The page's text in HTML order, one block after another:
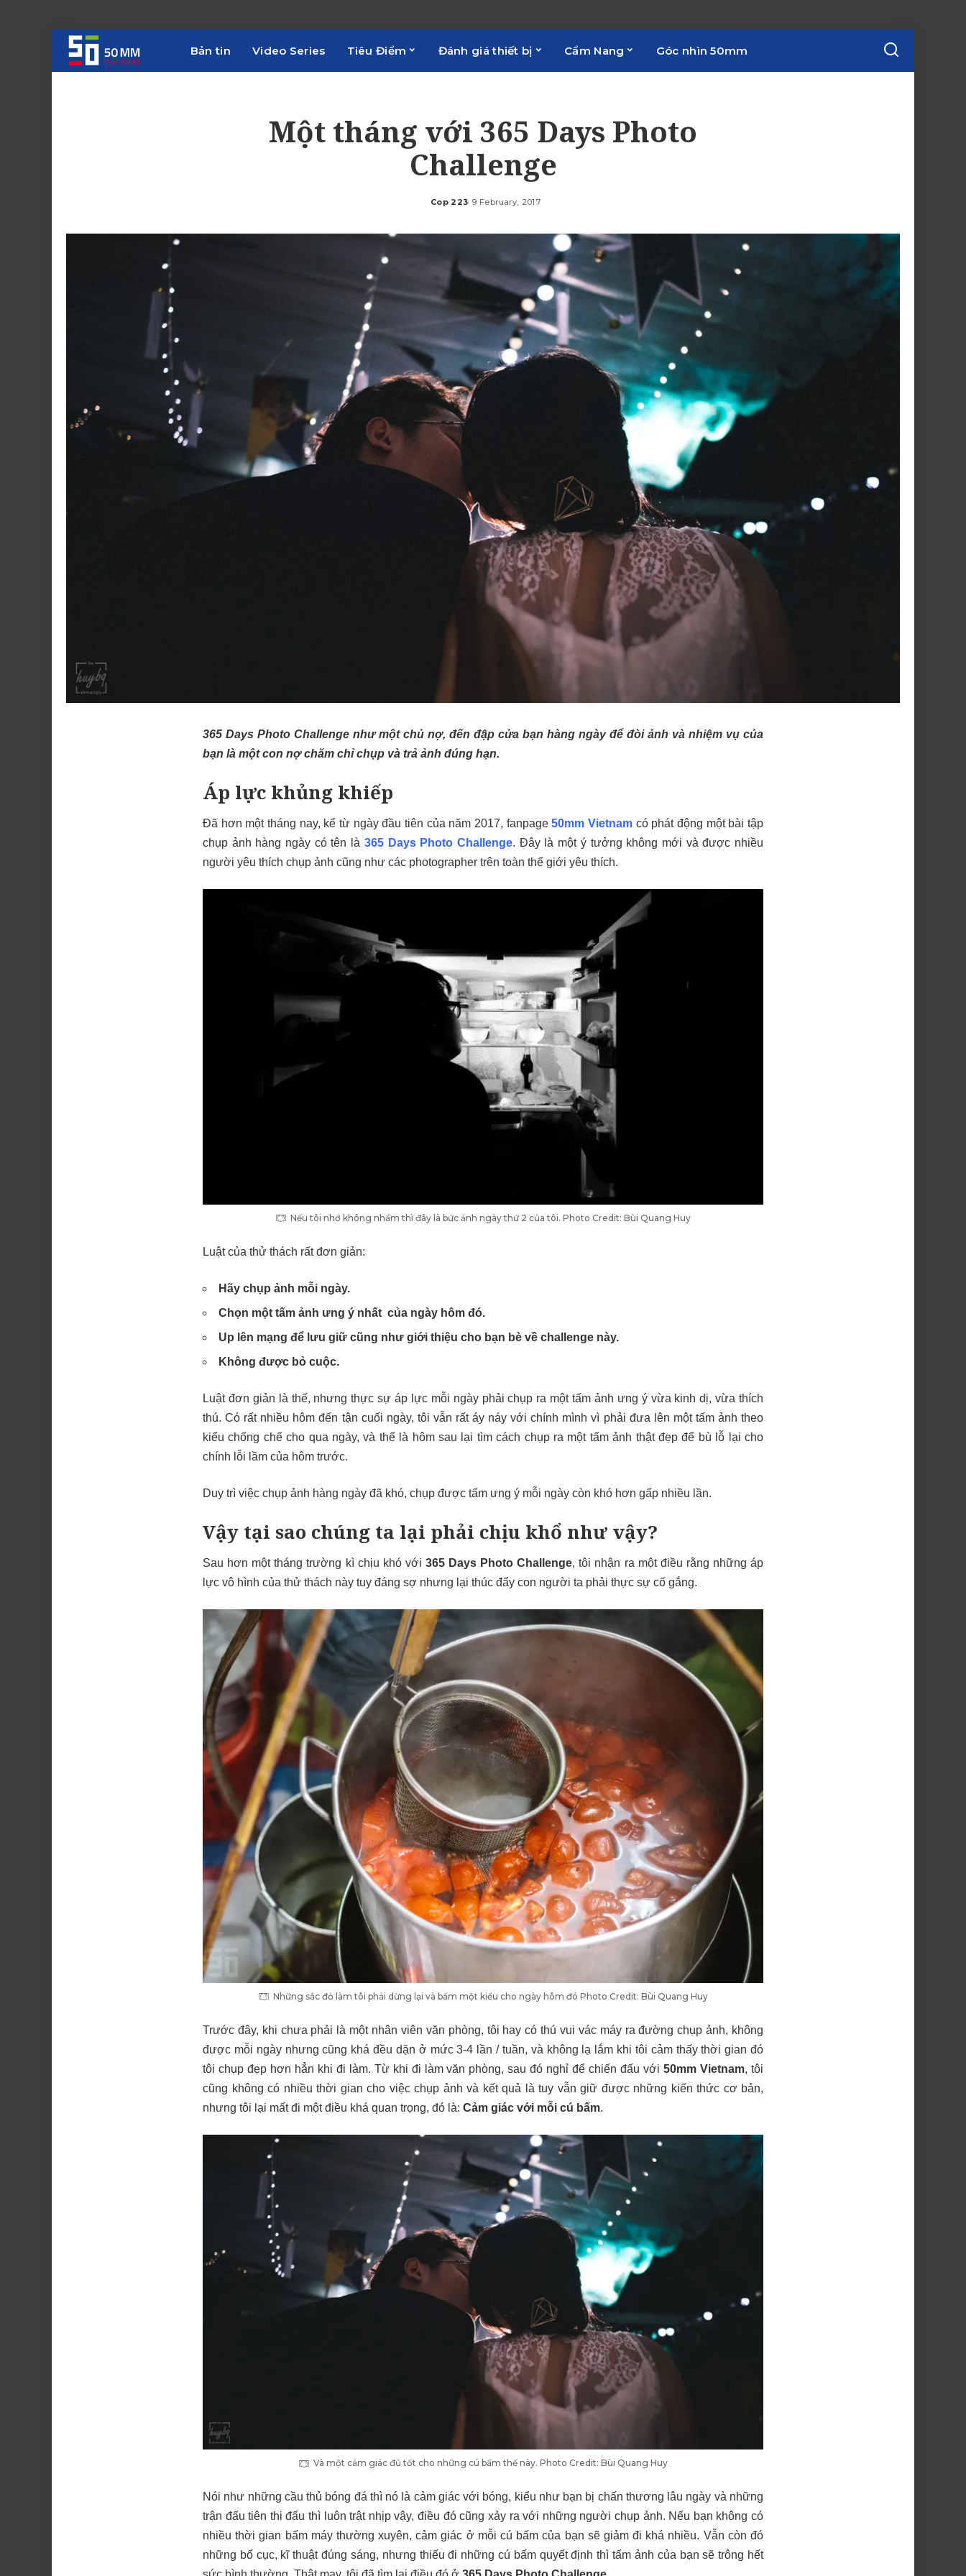
Bản tin Video Series Tiêu Điểm Đánh giá thiết bị Cẩm Nang Góc nhìn 50mm
Một tháng với 365 Days Photo
Challenge
Posted
Cop 223 9 February, 2017
365 Days Photo Challenge như một chủ nợ, đến đập cửa bạn hàng ngày để đòi ảnh và nhiệm vụ của
bạn là một con nợ chăm chỉ chụp và trả ảnh đúng hạn.
Áp lực khủng khiếp
Đã hơn một tháng nay, kể từ ngày đầu tiên của năm 2017, fanpage50mm Vietnam có phát động một bài tập
chụp ảnh hàng ngày có tên là 365 Days Photo Challenge. Đây là một ý tưởng không mới và được nhiều
người yêu thích chụp ảnh cũng như các photographer trên toàn thế giới yêu thích.
Nếu tôi nhớ không nhầm thì đây là bức ảnh ngày thứ 2 của tôi. Photo Credit: Bùi Quang Huy
Luật của thử thách rất đơn giản:
Hãy chụp ảnh mỗi ngày.
Chọn một tấm ảnh ưng ý nhất của ngày hôm đó.
Up lên mạng để lưu giữ cũng như giới thiệu cho bạn bè về challenge này.
Không được bỏ cuộc.
Luật đơn giản là thế, nhưng thực sự áp lực mỗi ngày phải chụp ra một tấm ảnh ưng ý vừa kinh dị, vừa thích
thú. Có rất nhiều hôm đến tận cuối ngày, tôi vẫn rất áy náy với chính mình vì phải đưa lên một tấm ảnh theo
kiểu chống chế cho qua ngày, và thế là hôm sau lại tìm cách chụp ra một tấm ảnh thật đẹp để bù lỗ lại cho
chính lỗi lầm của hôm trước.
Duy trì việc chụp ảnh hàng ngày đã khó, chụp được tấm ưng ý mỗi ngày còn khó hơn gấp nhiều lần.
Vậy tại sao chúng ta lại phải chịu khổ như vậy?
Sau hơn một tháng trường kì chịu khó với 365 Days Photo Challenge, tôi nhận ra một điều rằng những áp
lực vô hình của thử thách này tuy đáng sợ nhưng lại thúc đẩy con người ta phải thực sự cố gắng.
Những sắc đỏ làm tôi phải dừng lại và bấm một kiểu cho ngày hôm đó Photo Credit: Bùi Quang Huy
Trước đây, khi chưa phải là một nhân viên văn phòng, tôi hay có thú vui vác máy ra đường chụp ảnh, không
được mỗi ngày nhưng cũng khá đều dặn ở mức 3-4 lần / tuần, và không lạ lắm khi tôi cảm thấy thời gian đó
tôi chụp đẹp hơn hẳn khi đi làm. Từ khi đi làm văn phòng, sau đó nghỉ để chiến đấu với50mm Vietnam, tôi
cũng không có nhiều thời gian cho việc chụp ảnh và kết quả là tuy vẫn giữ được những kiến thức cơ bản,
nhưng tôi lại mất đi một điều khá quan trọng, đó là: Cảm giác với mỗi cú bấm.
Và một cảm giác đủ tốt cho những cú bấm thế này. Photo Credit: Bùi Quang Huy
Nói như những cầu thủ bóng đá thì nó là cảm giác với bóng, kiểu như bạn bị chấn thương lâu ngày và những
trận đấu tiên thi đấu thì luôn trật nhịp vậy, điều đó cũng xảy ra với những người chụp ảnh. Nếu bạn không có
nhiều thời gian bấm máy thường xuyên, cảm giác ở mỗi cú bấm của bạn sẽ giảm đi khá nhiều. Vẫn còn đó
những bố cục, kĩ thuật đúng sáng, nhưng thiếu đi những cú bấm quyết định thì tấm ảnh của bạn sẽ trông hết